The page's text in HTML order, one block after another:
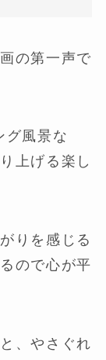
の第一声で
グ風景な
上げる楽し
りを感じる
ので心が平
、やさぐれ